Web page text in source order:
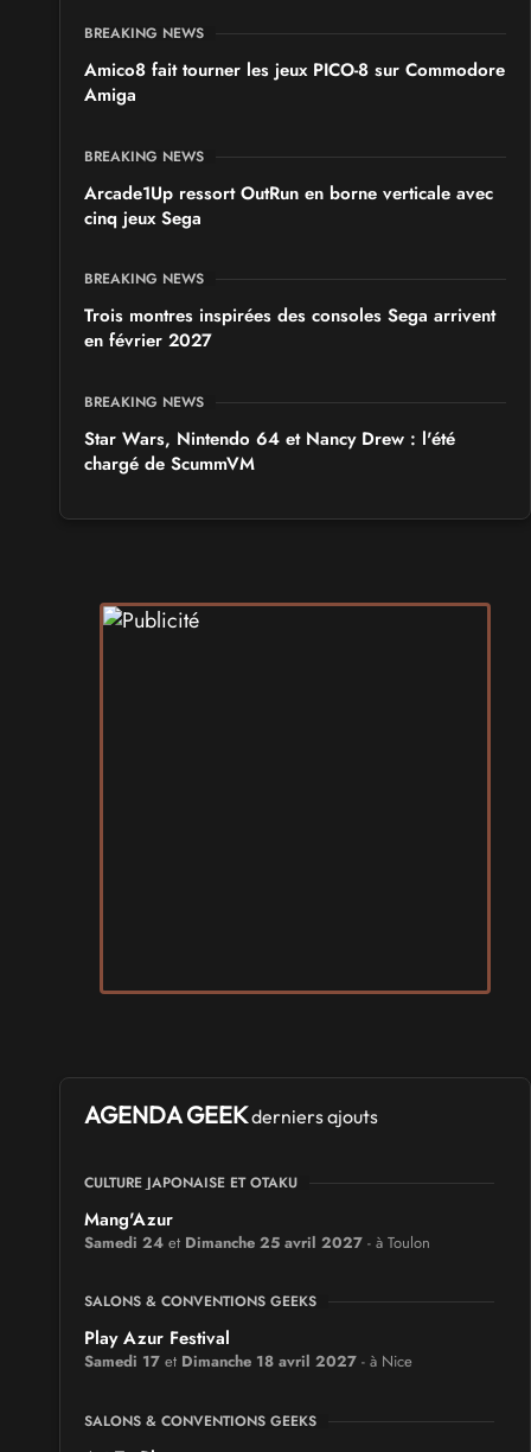
BREAKING NEWS
Amico8 fait tourner les jeux PICO-8 sur Commodore
Amiga
BREAKING NEWS
Arcade1Up ressort OutRun en borne verticale avec
cinq jeux Sega
BREAKING NEWS
Trois montres inspirées des consoles Sega arrivent
en février 2027
BREAKING NEWS
Star Wars, Nintendo 64 et Nancy Drew : l'été
chargé de ScummVM
AGENDA GEEKderniers ajouts
CULTURE JAPONAISE ET OTAKU
Mang'Azur
Samedi 24 et Dimanche 25 avril 2027 - à Toulon
SALONS & CONVENTIONS GEEKS
Play Azur Festival
Samedi 17 et Dimanche 18 avril 2027 - à Nice
SALONS & CONVENTIONS GEEKS